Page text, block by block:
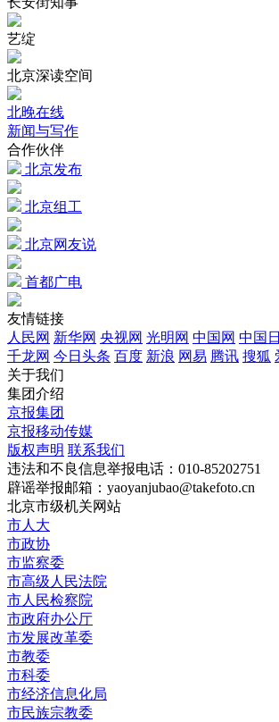
艺绽
北京深读空间
北晚在线
新闻与写作
合作伙伴
北京发布
北京组工
北京网友说
首都广电
友情链接
人民网 新华网 央视网 光明网 中国网 中国
千龙网 今日头条 百度 新浪 网易 腾讯 搜狐
关于我们
集团介绍
京报集团
京报移动传媒
版权声明 联系我们
违法和不良信息举报电话：010-85202751
辟谣举报邮箱：yaoyanjubao@takefoto.cn
北京市级机关网站
市人大
市政协
市监察委
市高级人民法院
市人民检察院
市政府办公厅
市发展改革委
市教委
市科委
市经济信息化局
市民族宗教委